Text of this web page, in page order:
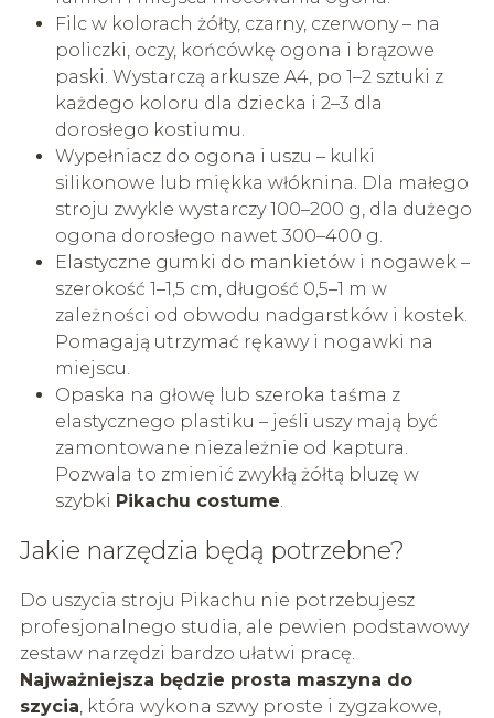
Filc w kolorach żółty, czarny, czerwony – na
policzki, oczy, końcówkę ogona i brązowe
paski. Wystarczą arkusze A4, po 1–2 sztuki z
każdego koloru dla dziecka i 2–3 dla
dorosłego kostiumu.
Wypełniacz do ogona i uszu – kulki
silikonowe lub miękka włóknina. Dla małego
stroju zwykle wystarczy 100–200 g, dla dużego
ogona dorosłego nawet 300–400 g.
Elastyczne gumki do mankietów i nogawek –
szerokość 1–1,5 cm, długość 0,5–1 m w
zależności od obwodu nadgarstków i kostek.
Pomagają utrzymać rękawy i nogawki na
miejscu.
Opaska na głowę lub szeroka taśma z
elastycznego plastiku – jeśli uszy mają być
zamontowane niezależnie od kaptura.
Pozwala to zmienić zwykłą żółtą bluzę w
szybki Pikachu costume.
Jakie narzędzia będą potrzebne?
Do uszycia stroju Pikachu nie potrzebujesz
profesjonalnego studia, ale pewien podstawowy
zestaw narzędzi bardzo ułatwi pracę.
Najważniejsza będzie prosta maszyna do
szycia, która wykona szwy proste i zygzakowe,